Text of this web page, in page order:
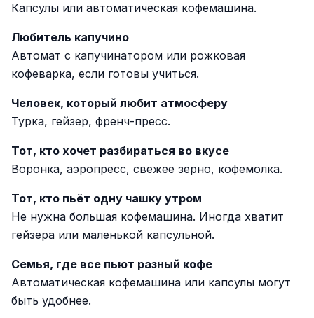
Капсулы или автоматическая кофемашина.
Любитель капучино
Автомат с капучинатором или рожковая
кофеварка, если готовы учиться.
Человек, который любит атмосферу
Турка, гейзер, френч-пресс.
Тот, кто хочет разбираться во вкусе
Воронка, аэропресс, свежее зерно, кофемолка.
Тот, кто пьёт одну чашку утром
Не нужна большая кофемашина. Иногда хватит
гейзера или маленькой капсульной.
Семья, где все пьют разный кофе
Автоматическая кофемашина или капсулы могут
быть удобнее.